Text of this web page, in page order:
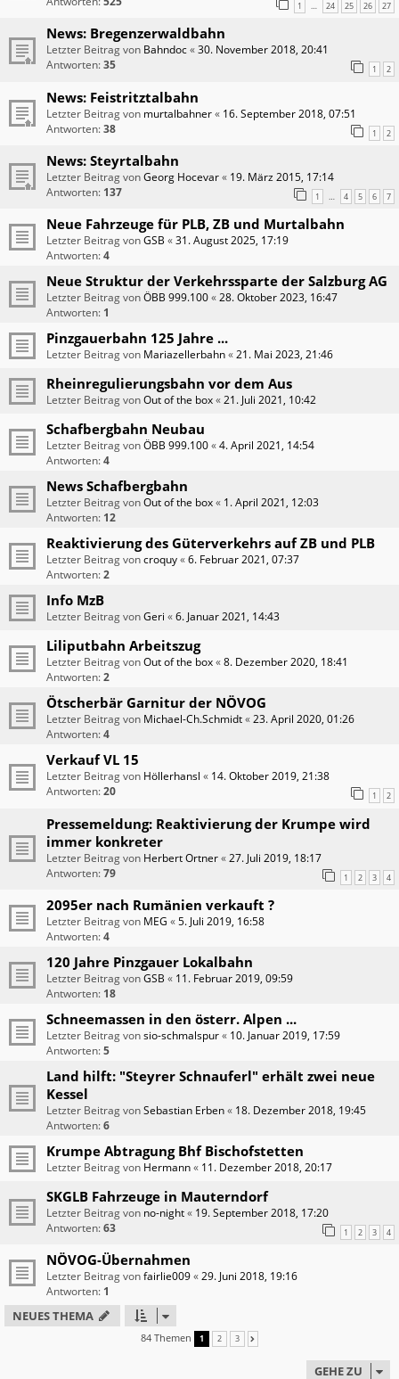
1 … 24 25 26 27
News: Bregenzerwaldbahn
Letzter Beitrag von Bahndoc«30. November 2018, 20:41
Antworten:35 1 2
News: Feistritztalbahn
Letzter Beitrag von murtalbahner« 16. September 2018, 07:51
Antworten:38 1 2
News: Steyrtalbahn
Letzter Beitrag vonGeorg Hocevar« 19. März 2015, 17:14
Antworten: 137 1 … 4 5 6 7
Neue Fahrzeuge für PLB, ZB und Murtalbahn
Letzter Beitrag vonGSB «31. August 2025, 17:19
Antworten:4
Neue Struktur der Verkehrssparte der Salzburg AG
Letzter Beitrag vonÖBB 999.100«28. Oktober 2023, 16:47
Antworten: 1
Pinzgauerbahn 125 Jahre ...
Letzter Beitrag von Mariazellerbahn«21. Mai 2023, 21:46
Rheinregulierungsbahn vor dem Aus
Letzter Beitrag vonOut of the box«21. Juli 2021, 10:42
Schafbergbahn Neubau
Letzter Beitrag vonÖBB 999.100«4. April 2021, 14:54
Antworten:4
News Schafbergbahn
Letzter Beitrag vonOut of the box« 1. April 2021, 12:03
Antworten: 12
Reaktivierung des Güterverkehrs auf ZB und PLB
Letzter Beitrag voncroquy«6. Februar 2021, 07:37
Antworten:2
Info MzB
Letzter Beitrag vonGeri «6. Januar 2021, 14:43
Liliputbahn Arbeitszug
Letzter Beitrag vonOut of the box«8. Dezember 2020, 18:41
Antworten:2
Ötscherbär Garnitur der NÖVOG
Letzter Beitrag von Michael-Ch.Schmidt«23. April 2020, 01:26
Antworten:4
Verkauf VL 15
Letzter Beitrag von Höllerhansl « 14. Oktober 2019, 21:38
Antworten:20 1 2
Pressemeldung: Reaktivierung der Krumpe wird
immer konkreter
Letzter Beitrag von Herbert Ortner«27. Juli 2019, 18:17
Antworten:79 1 2 3 4
2095er nach Rumänien verkauft ?
Letzter Beitrag von MEG «5. Juli 2019, 16:58
Antworten:4
120 Jahre Pinzgauer Lokalbahn
Letzter Beitrag vonGSB « 11. Februar 2019, 09:59
Antworten: 18
Schneemassen in den österr. Alpen ...
Letzter Beitrag vonsio-schmalspur« 10. Januar 2019, 17:59
Antworten:5
Land hilft: "Steyrer Schnauferl" erhält zwei neue
Kessel
Letzter Beitrag vonSebastian Erben« 18. Dezember 2018, 19:45
Antworten:6
Krumpe Abtragung Bhf Bischofstetten
Letzter Beitrag von Hermann« 11. Dezember 2018, 20:17
SKGLB Fahrzeuge in Mauterndorf
Letzter Beitrag von no-night« 19. September 2018, 17:20
Antworten:63 1 2 3 4
NÖVOG-Übernahmen
Letzter Beitrag vonfairlie009«29. Juni 2018, 19:16
Antworten: 1
NEUES THEMA
84 Themen 1 2 3
GEHE ZU